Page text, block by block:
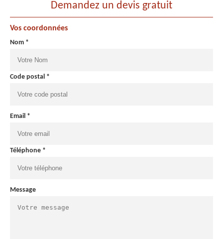
Demandez un devis gratuit
Vos coordonnées
Nom *
Code postal *
Email *
Téléphone *
Message